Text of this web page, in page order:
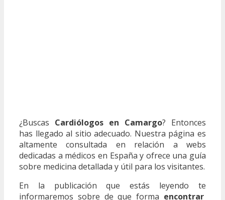
¿Buscas Cardiólogos en Camargo? Entonces
has llegado al sitio adecuado. Nuestra página es
altamente consultada en relación a webs
dedicadas a médicos en España y ofrece una guía
sobre medicina detallada y útil para los visitantes.
En la publicación que estás leyendo te
informaremos sobre de que forma encontrar